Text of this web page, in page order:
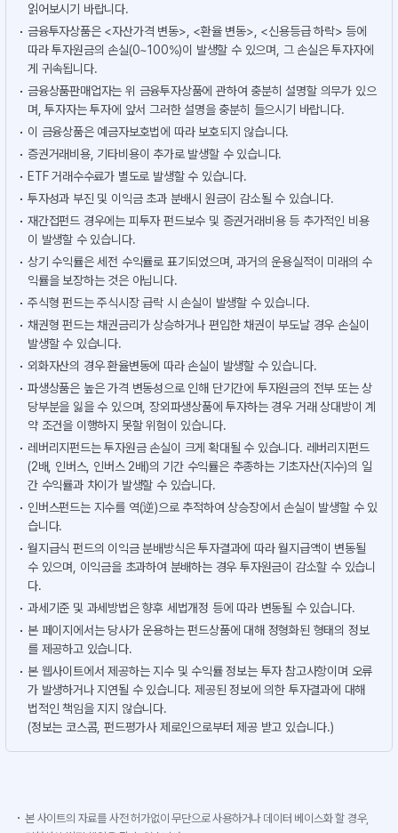
읽어보시기 바랍니다.
금융투자상품은 <자산가격 변동>, <환율 변동>, <신용등급 하락> 등에
따라 투자원금의 손실(0~100%)이 발생할 수 있으며, 그 손실은 투자자에
게 귀속됩니다.
금융상품판매업자는 위 금융투자상품에 관하여 충분히 설명할 의무가 있으
며, 투자자는 투자에 앞서 그러한 설명을 충분히 들으시기 바랍니다.
이 금융상품은 예금자보호법에 따라 보호되지 않습니다.
증권거래비용, 기타비용이 추가로 발생할 수 있습니다.
ETF 거래수수료가 별도로 발생할 수 있습니다.
투자성과 부진 및 이익금 초과 분배시 원금이 감소될 수 있습니다.
재간접펀드 경우에는 피투자 펀드보수 및 증권거래비용 등 추가적인 비용
이 발생할 수 있습니다.
상기 수익률은 세전 수익률로 표기되었으며, 과거의 운용실적이 미래의 수
익률을 보장하는 것은 아닙니다.
주식형 펀드는 주식시장 급락 시 손실이 발생할 수 있습니다.
채권형 펀드는 채권금리가 상승하거나 편입한 채권이 부도날 경우 손실이
발생할 수 있습니다.
외화자산의 경우 환율변동에 따라 손실이 발생할 수 있습니다.
파생상품은 높은 가격 변동성으로 인해 단기간에 투자원금의 전부 또는 상
당부분을 잃을 수 있으며, 장외파생상품에 투자하는 경우 거래 상대방이 계
약 조건을 이행하지 못할 위험이 있습니다.
레버리지펀드는 투자원금 손실이 크게 확대될 수 있습니다. 레버리지펀드
(2배, 인버스, 인버스 2배)의 기간 수익률은 추종하는 기초자산(지수)의 일
간 수익률과 차이가 발생할 수 있습니다.
인버스펀드는 지수를 역(逆)으로 추적하여 상승장에서 손실이 발생할 수 있
습니다.
월지급식 펀드의 이익금 분배방식은 투자결과에 따라 월지급액이 변동될
수 있으며, 이익금을 초과하여 분배하는 경우 투자원금이 감소할 수 있습니
다.
과세기준 및 과세방법은 향후 세법개정 등에 따라 변동될 수 있습니다.
본 페이지에서는 당사가 운용하는 펀드상품에 대해 정형화된 형태의 정보
를 제공하고 있습니다.
본 웹사이트에서 제공하는 지수 및 수익률 정보는 투자 참고사항이며 오류
가 발생하거나 지연될 수 있습니다. 제공된 정보에 의한 투자결과에 대해
법적인 책임을 지지 않습니다.
(정보는 코스콤, 펀드평가사 제로인으로부터 제공 받고 있습니다.)
본 사이트의 자료를 사전 허가없이 무단으로 사용하거나 데이터 베이스화 할 경우,